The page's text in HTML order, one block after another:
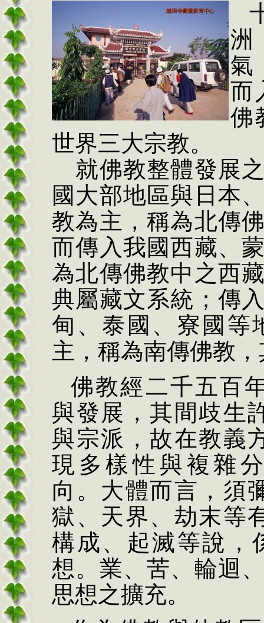
洲
氣
而
佛
世界三大宗教。
就佛教整體發展
國大部地區與日本
教為主，稱為北傳
而傳入我國西藏、
為北傳佛教中之西
典屬藏文系統；傳
甸、泰國、寮國等
主，稱為南傳佛教
佛教經二千五百
與發展，其間歧生
與宗派，故在教義
現多樣性與複雜
向。大體而言，須
獄、天界、劫末等
構成、起滅等說，
想。業、苦、輪迴
思想之擴充。